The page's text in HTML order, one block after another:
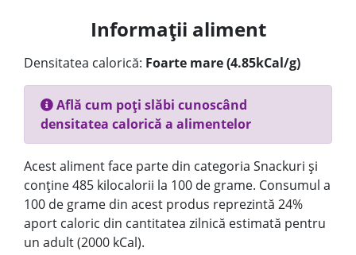
Informații aliment
Densitatea calorică: Foarte mare (4.85kCal/g)
Află cum poți slăbi cunoscând
densitatea calorică a alimentelor
Acest aliment face parte din categoria Snackuri și
conține 485 kilocalorii la 100 de grame. Consumul a
100 de grame din acest produs reprezintă 24%
aport caloric din cantitatea zilnică estimată pentru
un adult (2000 kCal).